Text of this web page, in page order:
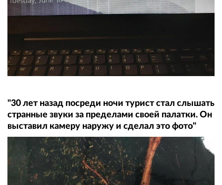
"30 лет назад посреди ночи турист стал слышать
странные звуки за пределами своей палатки. Он
выставил камеру наружу и сделал это фото"